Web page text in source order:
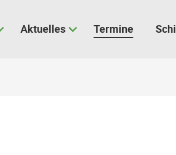
Aktuelles Termine